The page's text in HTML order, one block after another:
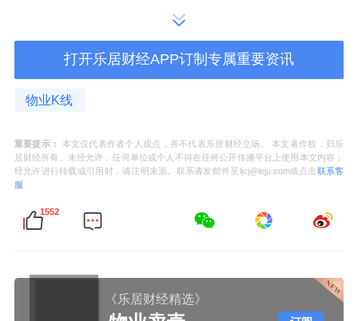
非业主增值服务，是与地产母公司关联度最高
的业务。收入暴跌，从另一个角度看，这也说
明佳兆业美好正在主动降低对母公司“派单”的
依赖。
与其等母公司给饭吃，不如自己出去找活干。
2025年，其第三方项目占比已经提升到
55.3%，非住宅项目有374个。
业主增值服务收入下降，但“K生活”平台用户增
在继续，智慧停车、AI云眼项目也在推进。
打开乐居财经APP订制专属重要资讯
物业K线
重要提示：
本文仅代表作者个人观点，并不代表乐居财经立场。 本文著作权，归乐
居财经所有。未经允许，任何单位或个人不得在任何公开传播平台上使用本文内容；
经允许进行转载或引用时，请注明来源。联系请发邮件至ljcj@leju.com或点击联系客
服
1552
《乐居财经精选》